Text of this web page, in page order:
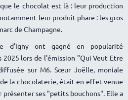
le chocolat est là : leur production
leur produit phare : les gros
de Champagne.
d'Igny ont gagné en popularité
lors de l'émission "Qui Veut Etre
sur M6. Sœur Joëlle, moniale
la chocolaterie, était en effet venue
présenter ses "petits bouchons". Elle a